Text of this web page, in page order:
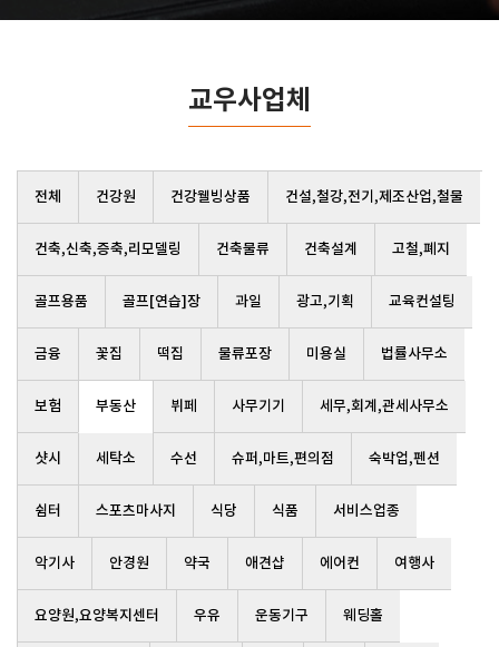
교우사업체
전체 건강원 건강웰빙상품 건설,철강,전기,제조산업,철물
건축,신축,증축,리모델링 건축물류 건축설계 고철,폐지
골프용품 골프[연습]장 과일 광고,기획 교육컨설팅
금융 꽃집 떡집 물류포장 미용실 법률사무소
보험 부동산 뷔페 사무기기 세무,회계,관세사무소
샷시 세탁소 수선 슈퍼,마트,편의점 숙박업,펜션
쉼터 스포츠마사지 식당 식품 서비스업종
악기사 안경원 약국 애견샵 에어컨 여행사
요양원,요양복지센터 우유 운동기구 웨딩홀